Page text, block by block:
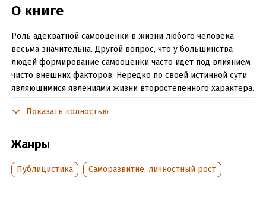
О книге
Роль адекватной самооценки в жизни любого человека
весьма значительна. Другой вопрос, что у большинства
людей формирование самооценки часто идет под влиянием
чисто внешних факторов. Нередко по своей истинной сути
являющимися явлениями жизни второстепенного характера.
сожалению, имеют в себе в той или иной степени (чаще
и дисгармоничности. Кроме того, что еще и выраженный
элемент индивидуальной субъективности.
Преимущественно упрощенного характера. Если смотреть с
точки зрения системы классических ценностей
Показать полностью
Жанры
Публицистика Саморазвитие, личностный рост